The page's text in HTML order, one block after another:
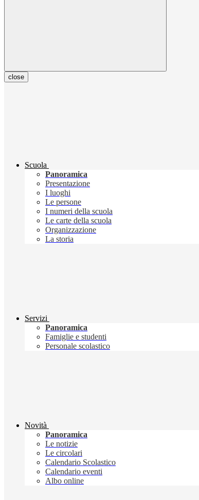
close
Scuola
Panoramica
Presentazione
I luoghi
Le persone
I numeri della scuola
Le carte della scuola
Organizzazione
La storia
Servizi
Panoramica
Famiglie e studenti
Personale scolastico
Novità
Panoramica
Le notizie
Le circolari
Calendario Scolastico
Calendario eventi
Albo online